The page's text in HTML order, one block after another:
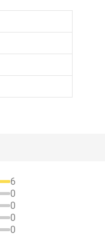
6
0
0
0
0